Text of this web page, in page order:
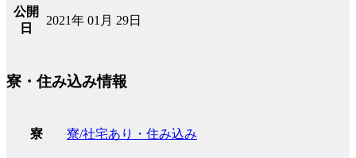
公開
日
2021年 01月 29日
寮・住み込み情報
寮 寮/社宅あり・住み込み